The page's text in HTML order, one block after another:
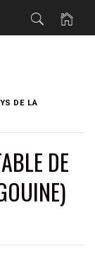
DE LA
DE